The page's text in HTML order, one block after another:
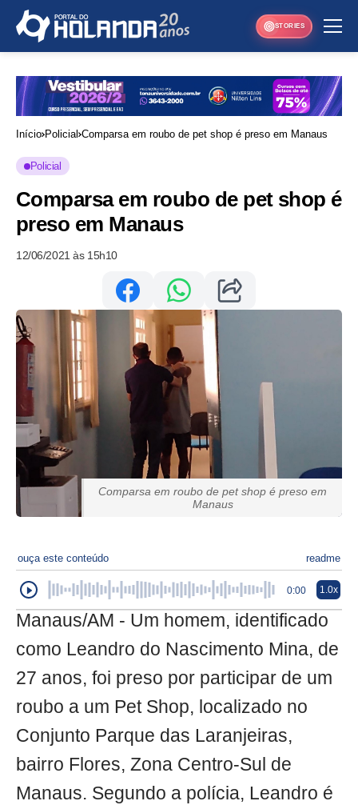
STORIES
Início Policial Comparsa em roubo de pet shop é preso em Manaus
Policial
Comparsa em roubo de pet shop é
preso em Manaus
12/06/2021 às 15h10
Comparsa em roubo de pet shop é preso em
Manaus
ouça este conteúdo readme
0:00 1.0x
Manaus/AM - Um homem, identificado
como Leandro do Nascimento Mina, de
27 anos, foi preso por participar de um
roubo a um Pet Shop, localizado no
Conjunto Parque das Laranjeiras,
bairro Flores, Zona Centro-Sul de
Manaus. Segundo a polícia, Leandro é